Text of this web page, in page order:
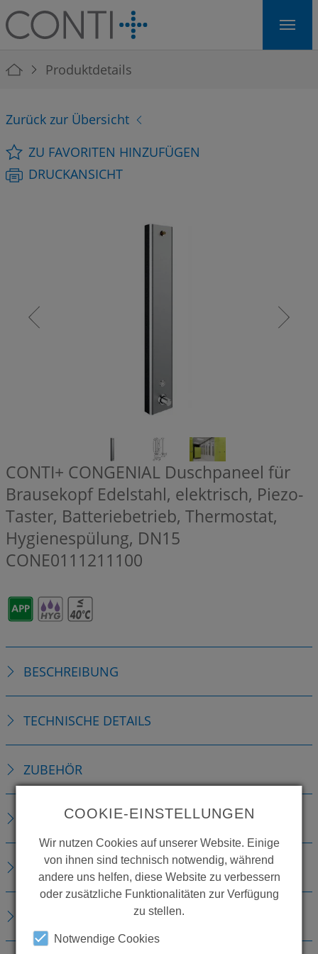
Skip to main navigation
Skip to main content
Skip to page footer
You are here:
Produktdetails
Zurück zur Übersicht
ZU FAVORITEN HINZUFÜGEN
DRUCKANSICHT
CONTI+ CONGENIAL Duschpaneel für
Brausekopf Edelstahl, elektrisch, Piezo-
Taster, Batteriebetrieb, Thermostat,
Hygienespülung, DN15
CONE0111211100
BESCHREIBUNG
TECHNISCHE DETAILS
ZUBEHÖR
VERBRAUCHSMATERIALIEN
ERSATZTEILE
COOKIE-EINSTELLUNGEN
Wir nutzen Cookies auf unserer Website. Einige
von ihnen sind technisch notwendig, während
andere uns helfen, diese Website zu verbessern
oder zusätzliche Funktionalitäten zur Verfügung
zu stellen.
Notwendige Cookies